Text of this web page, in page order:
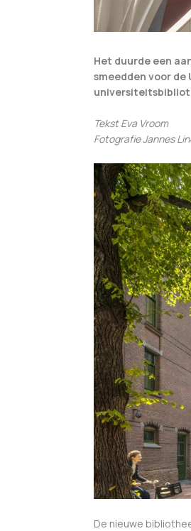
Het duurde een
smeedden voor
Tekst Eva Vroom
Fotografie Jannes
De nieuwe